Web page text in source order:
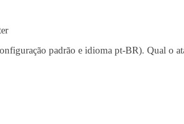
padrão e idioma pt-BR). Qual o